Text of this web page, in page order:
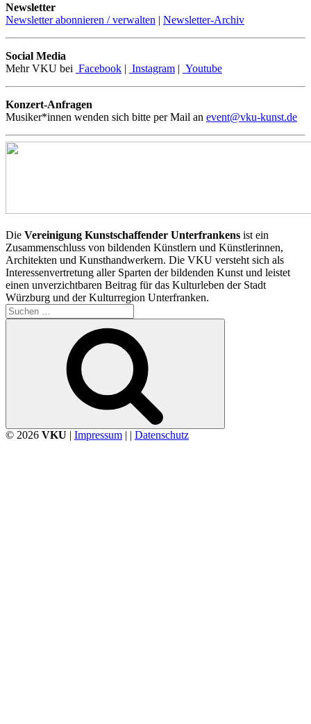
Newsletter
Newsletter abonnieren / verwalten | Newsletter-Archiv
Social Media
Mehr VKU bei Facebook | Instagram | Youtube
Konzert-Anfragen
Musiker*innen wenden sich bitte per Mail an event@vku-kunst.de
Die Vereinigung Kunstschaffender Unterfrankens ist ein
Zusammenschluss von bildenden Künstlern und Künstlerinnen,
Architekten und Kunsthandwerkern. Die VKU versteht sich als
Interessenvertretung aller Sparten der bildenden Kunst und leistet
einen unverzichtbaren Beitrag für das Kulturleben der Stadt
Würzburg und der Kulturregion Unterfranken.
Suchen
nach:
© 2026 VKU | Impressum | | Datenschutz